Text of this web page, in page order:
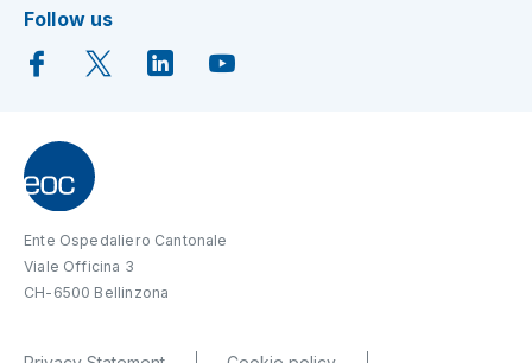
Follow us
Ente Ospedaliero Cantonale
Viale Officina 3
CH-6500 Bellinzona